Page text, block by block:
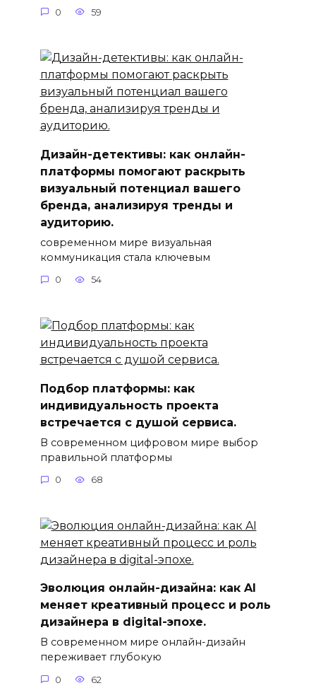
0 59
Дизайн-детективы: как онлайн-
платформы помогают раскрыть
визуальный потенциал вашего
бренда, анализируя тренды и
аудиторию.
современном мире визуальная
коммуникация стала ключевым
0 54
Подбор платформы: как
индивидуальность проекта
встречается с душой сервиса.
В современном цифровом мире выбор
правильной платформы
0 68
Эволюция онлайн-дизайна: как AI
меняет креативный процесс и роль
дизайнера в digital-эпохе.
В современном мире онлайн-дизайн
переживает глубокую
0 62